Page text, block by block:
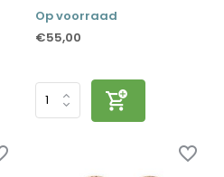
Op voorraad
€55,00